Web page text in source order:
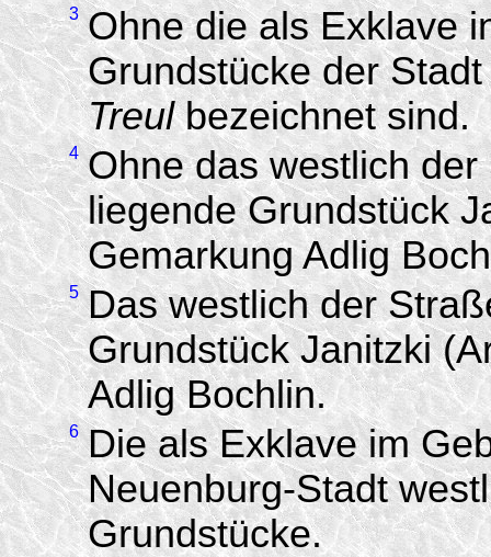
3 Ohne die als Exklave
Grundstücke der
Treulbezeichnet sind.
4 Ohne das westlich
liegende Grundstück
Gemarkung Adlig
5 Das westlich der
Grundstück Janitzki
Adlig Bochlin.
6 Die als Exklave im
Neuenburg-Stadt
Grundstücke.